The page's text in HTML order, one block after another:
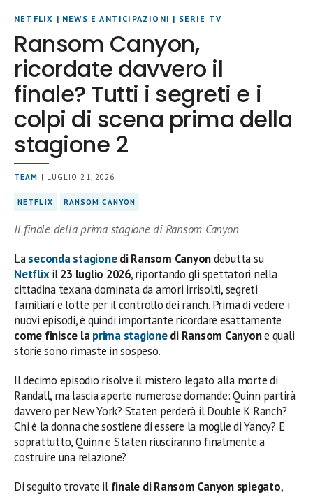
NETFLIX | NEWS E ANTICIPAZIONI | SERIE TV
Ransom Canyon,
ricordate davvero il
finale? Tutti i segreti e i
colpi di scena prima della
stagione 2
TEAM | LUGLIO 21, 2026
NETFLIX RANSOM CANYON
Il finale della prima stagione di Ransom Canyon
Laseconda stagionedi Ransom Canyondebutta su
Netflixil23 luglio 2026, riportando gli spettatori nella
cittadina texana dominata da amori irrisolti, segreti
familiari e lotte per il controllo dei ranch. Prima di vedere i
nuovi episodi, è quindi importante ricordare esattamente
come finisce laprima stagionedi Ransom Canyone quali
storie sono rimaste in sospeso.
Il decimo episodio risolve il mistero legato alla morte di
Randall, ma lascia aperte numerose domande: Quinn partirà
davvero per New York? Staten perderà il Double K Ranch?
Chi è la donna che sostiene di essere la moglie di Yancy? E
soprattutto, Quinn e Staten riusciranno finalmente a
costruire una relazione?
Di seguito trovate il finale di Ransom Canyon spiegato,